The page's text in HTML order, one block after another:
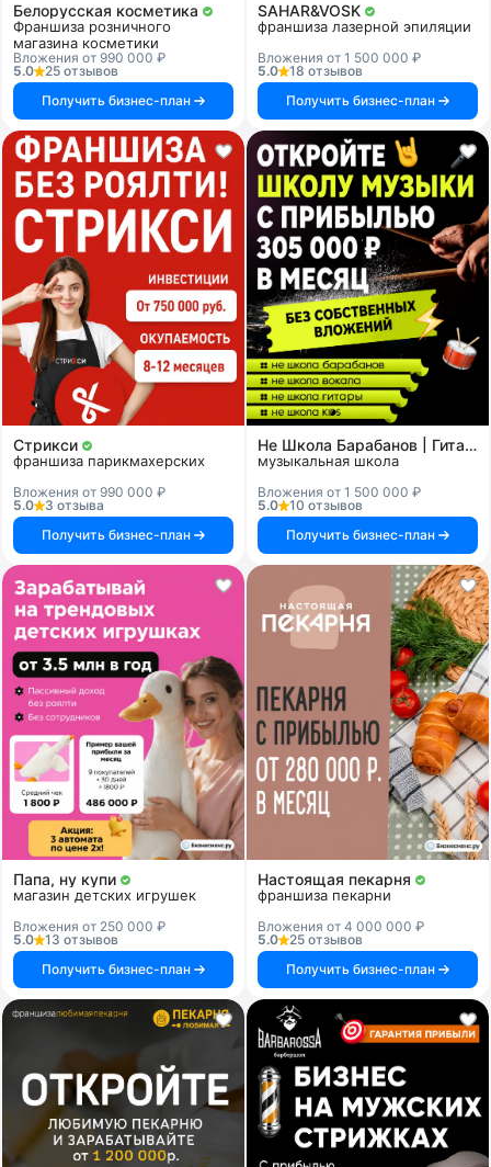
Белорусская косметика
Франшиза розничного
магазина косметики
Вложения от 990 000 ₽
5.0
25 отзывов
Получить бизнес-план
SAHAR&VOSK
франшиза лазерной эпиляции
Вложения от 1 500 000 ₽
5.0
18 отзывов
Получить бизнес-план
Стрикси
франшиза парикмахерских
Вложения от 990 000 ₽
5.0
3 отзыва
Получить бизнес-план
Не Школа Барабанов | Гитары | Вокала | KIDS
музыкальная школа
Вложения от 1 500 000 ₽
5.0
10 отзывов
Получить бизнес-план
Папа, ну купи
магазин детских игрушек
Вложения от 250 000 ₽
5.0
13 отзывов
Получить бизнес-план
Настоящая пекарня
франшиза пекарни
Вложения от 4 000 000 ₽
5.0
25 отзывов
Получить бизнес-план